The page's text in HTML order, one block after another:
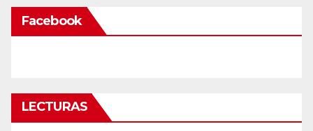
Facebook
LECTURAS